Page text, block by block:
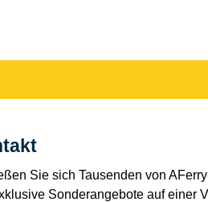
Sie sich Tausenden von
Sonderangebote auf einer